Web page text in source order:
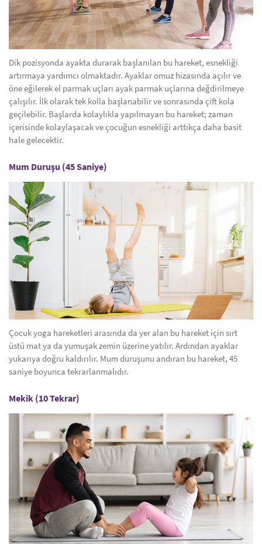
Dik pozisyonda ayakta durarak başlanılan bu hareket, esnekliği
artırmaya yardımcı olmaktadır. Ayaklar omuz hizasında açılır ve
öne eğilerek el parmak uçları ayak parmak uçlarına değdirilmeye
çalışılır. İlk olarak tek kolla başlanabilir ve sonrasında çift kola
geçilebilir. Başlarda kolaylıkla yapılmayan bu hareket; zaman
içerisinde kolaylaşacak ve çocuğun esnekliği arttıkça daha basit
hale gelecektir.
Mum Duruşu (45 Saniye)
Çocuk yoga hareketleri arasında da yer alan bu hareket için sırt
üstü mat ya da yumuşak zemin üzerine yatılır. Ardından ayaklar
yukarıya doğru kaldırılır. Mum duruşunu andıran bu hareket, 45
saniye boyunca tekrarlanmalıdır.
Mekik (10 Tekrar)